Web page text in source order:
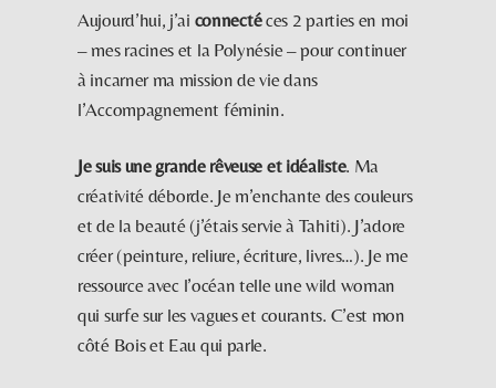
Aujourd’hui, j’ai connectéces 2 parties en moi
– mes racines et la Polynésie – pour continuer
à incarner ma mission de vie dans
l’Accompagnement féminin.
Je suis une grande rêveuse et idéaliste. Ma
créativité déborde. Je m’enchante des couleurs
et de la beauté (j’étais servie à Tahiti). J’adore
créer (peinture, reliure, écriture, livres…). Je me
ressource avec l’océan telle une wild woman
qui surfe sur les vagues et courants. C’est mon
côté Bois et Eau qui parle.